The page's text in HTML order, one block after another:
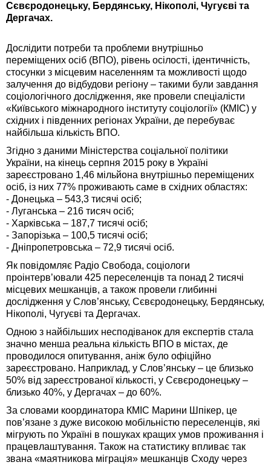
Сєвєродонецьку, Бердянську, Нікополі, Чугуєві та
Дергачах.
Дослідити потреби та проблеми внутрішньо
переміщених осіб (ВПО), рівень осілості, ідентичність,
стосунки з місцевим населенням та можливості щодо
залучення до відбудови регіону – такими були завдання
соціологічного дослідження, яке провели спеціалісти
«Київського міжнародного інституту соціології» (КМІС) у
східних і південних регіонах України, де перебуває
найбільша кількість ВПО.
Згідно з даними Міністерства соціальної політики
України, на кінець серпня 2015 року в Україні
зареєстровано 1,46 мільйона внутрішньо переміщених
осіб, із них 77% проживають саме в східних областях:
- Донецька – 543,3 тисячі осіб;
- Луганська – 216 тисяч осіб;
- Харківська – 187,7 тисячі осіб;
- Запорізька – 100,5 тисячі осіб;
- Дніпропетровська – 72,9 тисячі осіб.
Як повідомляє Радіо Свобода, соціологи
проінтерв’ювали 425 переселенців та понад 2 тисячі
місцевих мешканців, а також провели глибинні
дослідження у Слов’янську, Сєвєродонецьку, Бердянську,
Нікополі, Чугуєві та Дергачах.
Одною з найбільших несподіванок для експертів стала
значно менша реальна кількість ВПО в містах, де
проводилося опитування, аніж було офіційно
зареєстровано. Наприклад, у Слов’янську – це близько
50% від зареєстрованої кількості, у Сєвєродонецьку –
близько 40%, у Дергачах – до 60%.
За словами координатора КМІС Марини Шпікер, це
пов’язане з дуже високою мобільністю переселенців, які
мігрують по Україні в пошуках кращих умов проживання і
працевлаштування. Також на статистику впливає так
звана «маятникова міграція» мешканців Сходу через